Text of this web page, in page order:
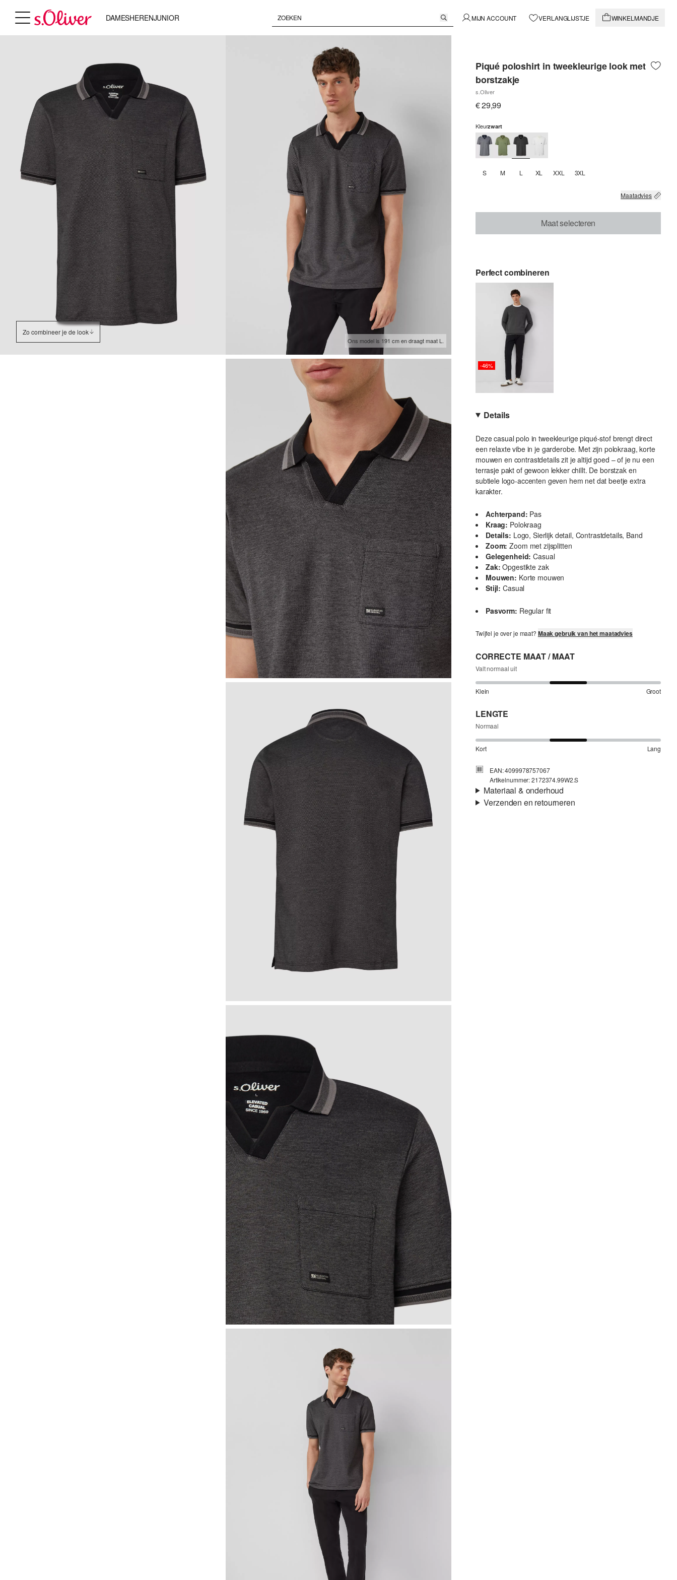
DAMESHERENJUNIOR MIJN ACCOUNT VERLANGLIJSTJE WINKELMANDJE
Zo combineer je de look
Ons model is 191 cm en draagt maat L.
Piqué poloshirt in tweekleurige look met
borstzakje
s.Oliver
€ 29,99
Kleurzwart
S M L XL XXL 3XL
Maatadvies
Maat selecteren
Perfect combineren
-46%
Details
Deze casual polo in tweekleurige piqué-stof brengt direct
een relaxte vibe in je garderobe. Met zijn polokraag, korte
mouwen en contrastdetails zit je altijd goed – of je nu een
terrasje pakt of gewoon lekker chillt. De borstzak en
subtiele logo-accenten geven hem net dat beetje extra
karakter.
Achterpand: Pas
Kraag: Polokraag
Details: Logo, Sierlijk detail, Contrastdetails, Band
Zoom: Zoom met zijsplitten
Gelegenheid: Casual
Zak: Opgestikte zak
Mouwen: Korte mouwen
Stijl: Casual
Pasvorm: Regular fit
Twijfel je over je maat? Maak gebruik van het maatadvies
CORRECTE MAAT / MAAT
Valt normaal uit
Klein Groot
LENGTE
Normaal
Kort Lang
EAN: 4099978757067
Artikelnummer: 2172374.99W2.S
Materiaal & onderhoud
Verzenden en retourneren